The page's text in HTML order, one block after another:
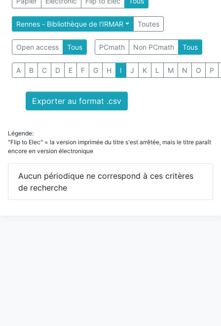
Rennes - Bibliothèque de l'IRMAR Toutes
Open access Tous PCmath Non PCmath Tous
A B C D E F G H I J K L M N O P
Exporter au format .csv
Légende:
"Flip to Elec" = la version imprimée du titre s'est arrêtée, mais le titre paraît
encore en version électronique
Aucun périodique ne correspond à ces critères
de recherche